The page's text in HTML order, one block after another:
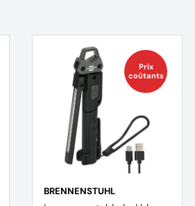
Prix
coûtants
BRENNENSTUHL